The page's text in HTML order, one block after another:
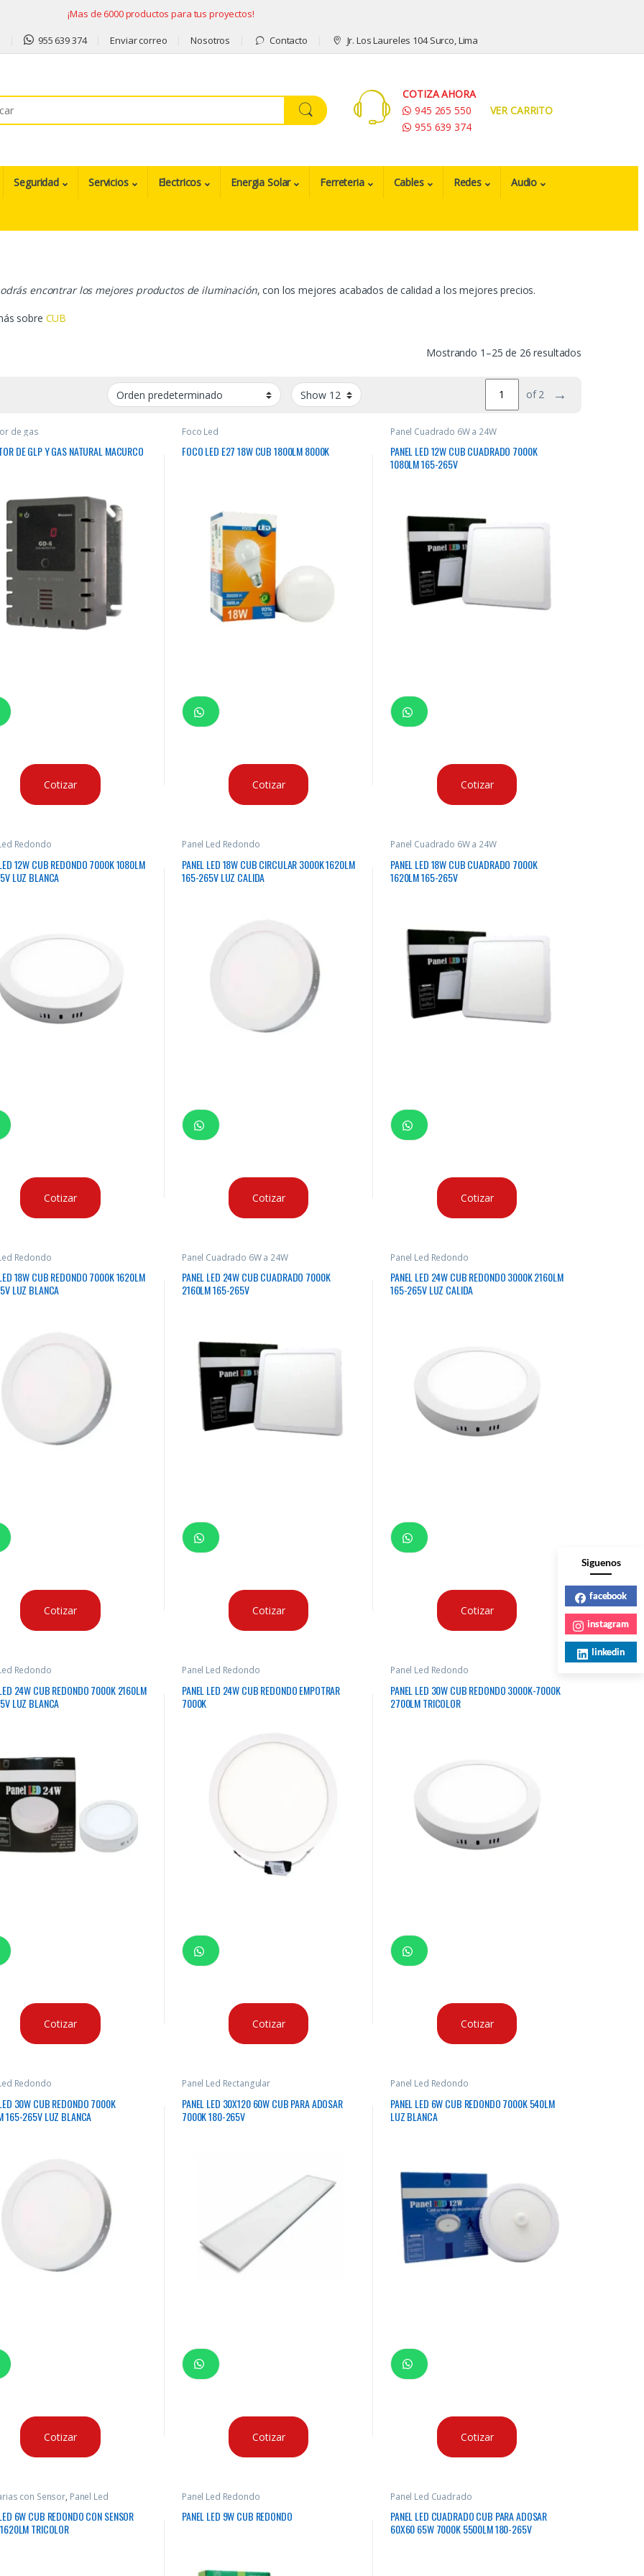
¡Mas de 6000 productos para tus proyectos!
955 639 374 Enviar correo Nosotros Contacto Jr. Los Laureles 104 Surco, Lima
COTIZA AHORA
945 265 550
955 639 374
VER CARRITO
Seguridad Servicios Electricos Energia Solar Ferreteria Cables Redes Audio
encontrar los mejores productos de iluminación, con los mejores acabados de calidad a los mejores precios.
sobre CUB
Mostrando 1–25 de 26 resultados
of 2 →
de gas
DE GLP Y GAS NATURAL MACURCO
Cotizar
Foco Led
FOCO LED E27 18W CUB 1800LM 8000K
Cotizar
Panel Cuadrado 6W a 24W
PANEL LED 12W CUB CUADRADO 7000K
1080LM 165-265V
Cotizar
Redondo
12W CUB REDONDO 7000K 1080LM
LUZ BLANCA
Cotizar
Panel Led Redondo
PANEL LED 18W CUB CIRCULAR 3000K 1620LM
165-265V LUZ CALIDA
Cotizar
Panel Cuadrado 6W a 24W
PANEL LED 18W CUB CUADRADO 7000K
1620LM 165-265V
Cotizar
Redondo
18W CUB REDONDO 7000K 1620LM
LUZ BLANCA
Cotizar
Panel Cuadrado 6W a 24W
PANEL LED 24W CUB CUADRADO 7000K
2160LM 165-265V
Cotizar
Panel Led Redondo
PANEL LED 24W CUB REDONDO 3000K 2160LM
165-265V LUZ CALIDA
Cotizar
Redondo
24W CUB REDONDO 7000K 2160LM
LUZ BLANCA
Cotizar
Panel Led Redondo
PANEL LED 24W CUB REDONDO EMPOTRAR
7000K
Cotizar
Panel Led Redondo
PANEL LED 30W CUB REDONDO 3000K-7000K
2700LM TRICOLOR
Cotizar
Redondo
30W CUB REDONDO 7000K
165-265V LUZ BLANCA
Cotizar
Panel Led Rectangular
PANEL LED 30X120 60W CUB PARA ADOSAR
7000K 180-265V
Cotizar
Panel Led Redondo
PANEL LED 6W CUB REDONDO 7000K 540LM
LUZ BLANCA
Cotizar
con Sensor, Panel Led
6W CUB REDONDO CON SENSOR
TRICOLOR
Panel Led Redondo
PANEL LED 9W CUB REDONDO
Panel Led Cuadrado
PANEL LED CUADRADO CUB PARA ADOSAR
60X60 65W 7000K 5500LM 180-265V
Siguenos
facebook
instagram
linkedin